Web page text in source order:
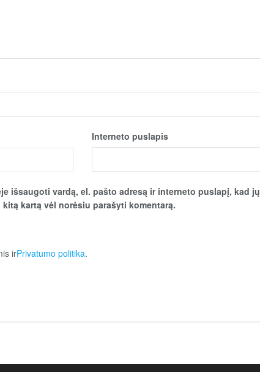
Interneto puslapis
išsaugoti vardą, el. pašto adresą ir interneto puslapį, kad jų
kartą vėl norėsiu parašyti komentarą.
irPrivatumo politika.